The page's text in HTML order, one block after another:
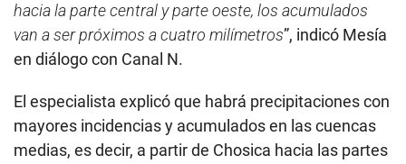
hacia la parte central y parte oeste, los acumulados
van a ser próximos a cuatro milímetros”, indicó Mesía
en diálogo con Canal N.
El especialista explicó que habrá precipitaciones con
mayores incidencias y acumulados en las cuencas
medias, es decir, a partir de Chosica hacia las partes